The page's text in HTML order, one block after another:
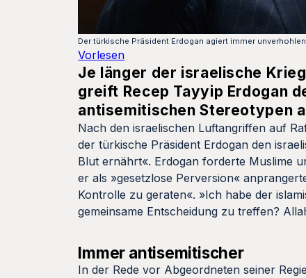
Der türkische Präsident Erdogan agiert immer
Vorlesen
Je länger der israelische
greift Recep Tayyip Erdogan
antisemitischen Stereotypen
Nach den israelischen Luftangriffen auf
der türkische Präsident Erdogan den
Blut ernährt«. Erdogan forderte Muslime
er als »gesetzlose Perversion«
Kontrolle zu geraten«. »Ich habe der
gemeinsame Entscheidung zu treffen?
Immer antisemitischer
In der Rede vor Abgeordneten seiner